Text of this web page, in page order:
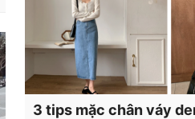
3 tips mặc chân váy